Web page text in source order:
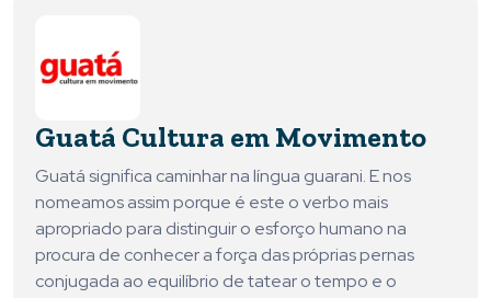
Guatá Cultura em Movimento
Guatá significa caminhar na língua guarani. E nos
nomeamos assim porque é este o verbo mais
apropriado para distinguir o esforço humano na
procura de conhecer a força das próprias pernas
conjugada ao equilíbrio de tatear o tempo e o